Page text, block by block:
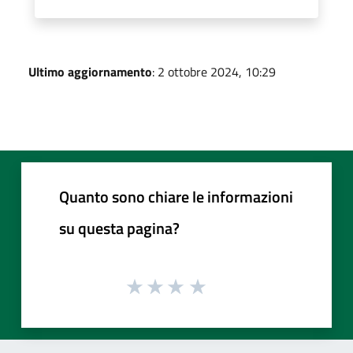
Ultimo aggiornamento: 2 ottobre 2024, 10:29
Quanto sono chiare le informazioni
su questa pagina?